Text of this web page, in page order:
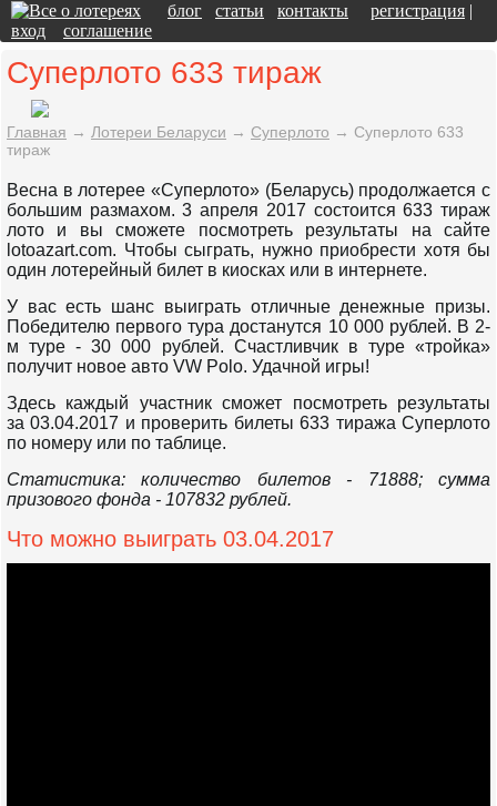
блог статьи контакты регистрация |
вход
соглашение
Суперлото 633 тираж
Главная → Лотереи Беларуси → Суперлото → Суперлото 633
тираж
Весна в лотерее «Суперлото» (Беларусь) продолжается с
большим размахом. 3 апреля 2017 состоится 633 тираж
лото и вы сможете посмотреть результаты на сайте
lotoazart.com. Чтобы сыграть, нужно приобрести хотя бы
один лотерейный билет в киосках или в интернете.
У вас есть шанс выиграть отличные денежные призы.
Победителю первого тура достанутся 10 000 рублей. В 2-
м туре - 30 000 рублей. Счастливчик в туре «тройка»
получит новое авто VW Polo. Удачной игры!
Здесь каждый участник сможет посмотреть результаты
за 03.04.2017 и проверить билеты 633 тиража Суперлото
по номеру или по таблице.
Статистика: количество билетов - 71888; сумма
призового фонда - 107832 рублей.
Что можно выиграть 03.04.2017